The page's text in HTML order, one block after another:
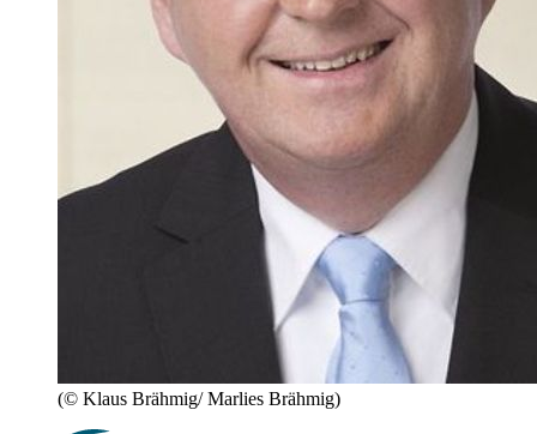
(© Klaus Brähmig/ Marlies Brähmig)